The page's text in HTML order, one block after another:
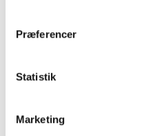
Præferencer
Statistik
Marketing
togture!
16 dage fra 34.990,-
Rejseforslag — Peru